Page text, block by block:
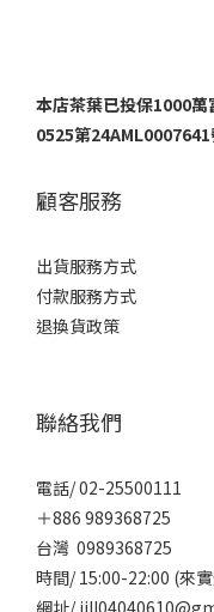
本店茶葉已投保1000萬
0525第
顧客服務
出貨服務方式
付款服務方式
退換貨政策
聯絡我們
電話/ 02-25500111
＋886 989368725
台灣 0989368725
時間/ 15:00-22:00 (來實
網址/